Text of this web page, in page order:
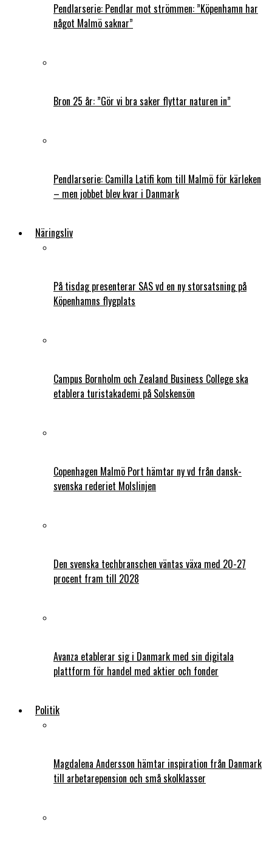
Pendlarserie: Pendlar mot strömmen: ”Köpenhamn har
något Malmö saknar”
Bron 25 år: ”Gör vi bra saker flyttar naturen in”
Pendlarserie: Camilla Latifi kom till Malmö för kärleken
– men jobbet blev kvar i Danmark
Näringsliv
På tisdag presenterar SAS vd en ny storsatsning på
Köpenhamns flygplats
Campus Bornholm och Zealand Business College ska
etablera turistakademi på Solskensön
Copenhagen Malmö Port hämtar ny vd från dansk-
svenska rederiet Molslinjen
Den svenska techbranschen väntas växa med 20-27
procent fram till 2028
Avanza etablerar sig i Danmark med sin digitala
plattform för handel med aktier och fonder
Politik
Magdalena Andersson hämtar inspiration från Danmark
till arbetarepension och små skolklasser